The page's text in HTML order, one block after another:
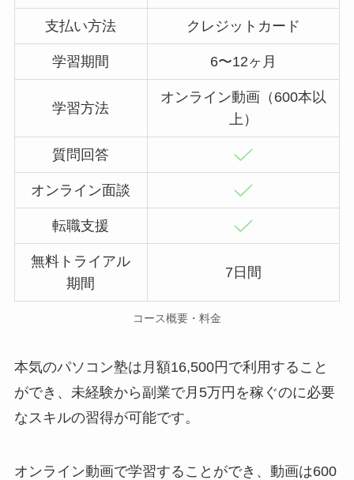
支払い方法 クレジットカード
学習期間 6〜12ヶ月
学習方法
オンライン動画（600本以
上）
質問回答
オンライン面談
転職支援
無料トライアル
期間
7日間
コース概要・料金
本気のパソコン塾は月額16,500円で利用すること
ができ、未経験から副業で月5万円を稼ぐのに必要
なスキルの習得が可能です。
オンライン動画で学習することができ、動画は600